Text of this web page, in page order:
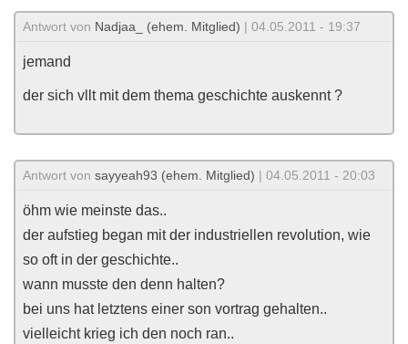
Antwort von Nadjaa_ (ehem. Mitglied) | 04.05.2011 - 19:37
jemand
der sich vllt mit dem thema geschichte auskennt ?
Antwort von sayyeah93 (ehem. Mitglied) | 04.05.2011 - 20:03
öhm wie meinste das..
der aufstieg began mit der industriellen revolution, wie
so oft in der geschichte..
wann musste den denn halten?
bei uns hat letztens einer son vortrag gehalten..
vielleicht krieg ich den noch ran..